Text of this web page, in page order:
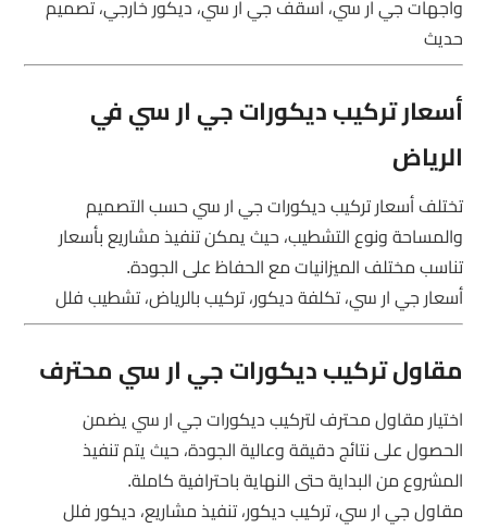
واجهات جي ار سي، أسقف جي ار سي، ديكور خارجي، تصميم
حديث
أسعار تركيب ديكورات جي ار سي في
الرياض
تختلف أسعار تركيب ديكورات جي ار سي حسب التصميم
والمساحة ونوع التشطيب، حيث يمكن تنفيذ مشاريع بأسعار
تناسب مختلف الميزانيات مع الحفاظ على الجودة.
أسعار جي ار سي، تكلفة ديكور، تركيب بالرياض، تشطيب فلل
مقاول تركيب ديكورات جي ار سي محترف
اختيار مقاول محترف لتركيب ديكورات جي ار سي يضمن
الحصول على نتائج دقيقة وعالية الجودة، حيث يتم تنفيذ
المشروع من البداية حتى النهاية باحترافية كاملة.
مقاول جي ار سي، تركيب ديكور، تنفيذ مشاريع، ديكور فلل